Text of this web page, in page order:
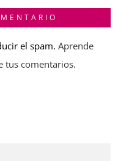
el spam. Aprende
tus comentarios.